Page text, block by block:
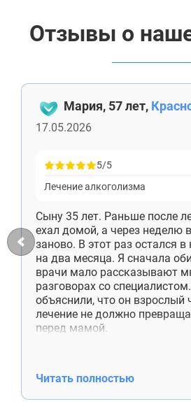
Отзывы о
Мария, 57 лет,
17.05.2026
5/5
Лечение алкоголизма
Сыну 35 лет. Раньше после
ехал домой, а через неделю
заново. В этот раз остался в
на два месяца. Я сначала
врачи мало рассказывают
разговорах со
объяснили, что он взрослый
лечение не должно
перед мамой.
отцу лекарства, хотя раньше
спрашивал, что ему нужно.
Читать полностью
ВЫБРАТЬ
Москва
Видное
Балашиха
Воскресенск
Долгопрудный
Домодедово
Дубна
Егорьевск
Клин